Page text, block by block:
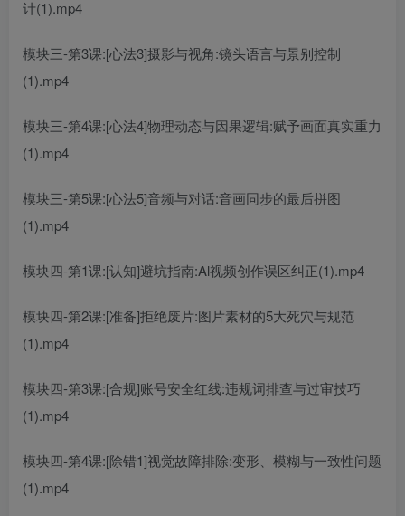
计(1).mp4
模块三-第3课:[心法3]摄影与视角:镜头语言与景别控制
(1).mp4
模块三-第4课:[心法4]物理动态与因果逻辑:赋予画面真实重力
(1).mp4
模块三-第5课:[心法5]音频与对话:音画同步的最后拼图
(1).mp4
模块四-第1课:[认知]避坑指南:Al视频创作误区纠正(1).mp4
模块四-第2课:[准备]拒绝废片:图片素材的5大死穴与规范
(1).mp4
模块四-第3课:[合规]账号安全红线:违规词排查与过审技巧
(1).mp4
模块四-第4课:[除错1]视觉故障排除:变形、模糊与一致性问题
(1).mp4